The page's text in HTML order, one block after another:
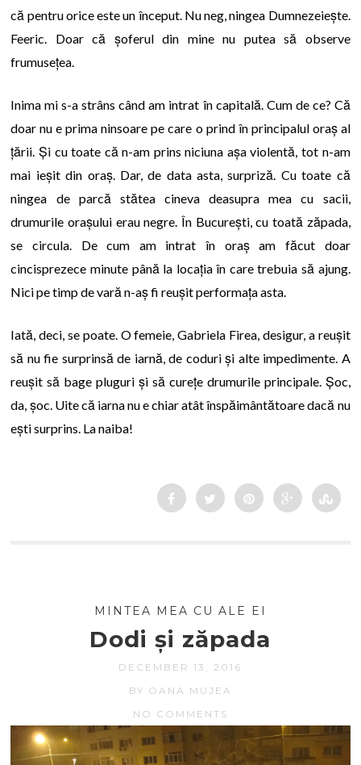
că pentru orice este un început. Nu neg, ningea Dumnezeiește.
Feeric. Doar că șoferul din mine nu putea să observe
frumusețea.
Inima mi s-a strâns când am intrat în capitală. Cum de ce? Că
doar nu e prima ninsoare pe care o prind în principalul oraș al
țării. Și cu toate că n-am prins niciuna așa violentă, tot n-am
mai ieșit din oraș. Dar, de data asta, surpriză. Cu toate că
ningea de parcă stătea cineva deasupra mea cu sacii,
drumurile orașului erau negre. În București, cu toată zăpada,
se circula. De cum am intrat în oraș am făcut doar
cincisprezece minute până la locația în care trebuia să ajung.
Nici pe timp de vară n-aș fi reușit performața asta.
Iată, deci, se poate. O femeie, Gabriela Firea, desigur, a reușit
să nu fie surprinsă de iarnă, de coduri și alte impedimente. A
reușit să bage pluguri și să curețe drumurile principale. Șoc,
da, șoc. Uite că iarna nu e chiar atât înspăimântătoare dacă nu
ești surprins. La naiba!
MINTEA MEA CU ALE EI
Dodi și zăpada
DECEMBER 13, 2016
BY OANA MUJEA
NO COMMENTS